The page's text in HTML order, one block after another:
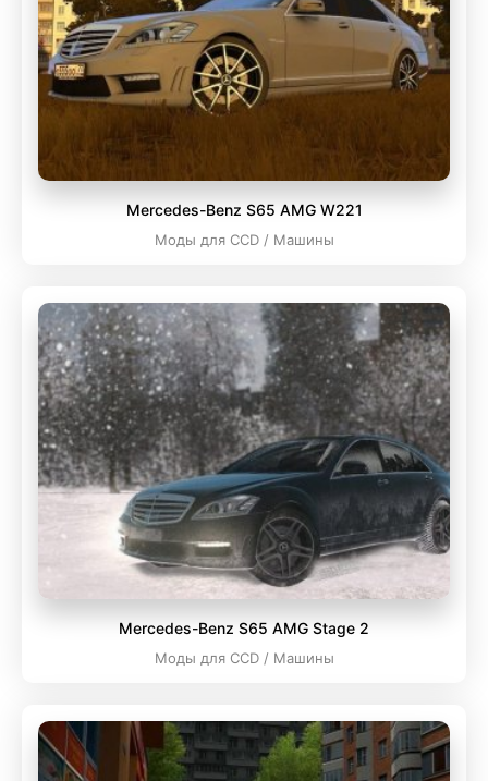
Mercedes-Benz S65 AMG W221
Моды для CCD / Машины
Mercedes-Benz S65 AMG Stage 2
Моды для CCD / Машины